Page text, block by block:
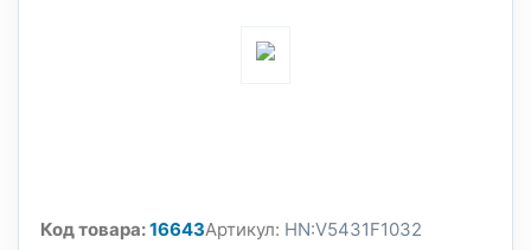
Код товара:16643Артикул: HN:V5431F1032